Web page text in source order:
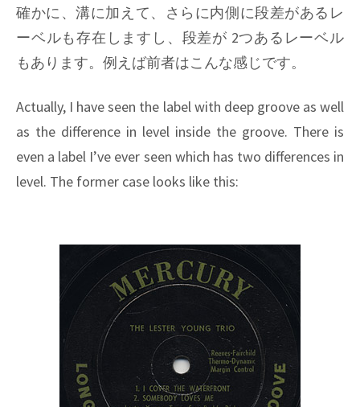
確かに、溝に加えて、さらに内側に段差があるレ
ーベルも存在しますし、段差が 2つあるレーベル
もあります。例えば前者はこんな感じです。
Actually, I have seen the label with deep groove as well
as the difference in level inside the groove. There is
even a label I’ve ever seen which has two differences in
level. The former case looks like this: